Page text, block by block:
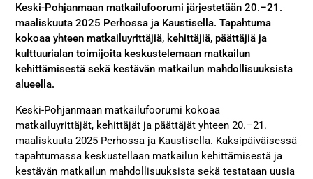
Keski-Pohjanmaan matkailufoorumi järjestetään 20.–21.
maaliskuuta 2025 Perhossa ja Kaustisella. Tapahtuma
kokoaa yhteen matkailuyrittäjiä, kehittäjiä, päättäjiä ja
kulttuurialan toimijoita keskustelemaan matkailun
kehittämisestä sekä kestävän matkailun mahdollisuuksista
alueella.
Keski-Pohjanmaan matkailufoorumi kokoaa
matkailuyrittäjät, kehittäjät ja päättäjät yhteen 20.–21.
maaliskuuta 2025 Perhossa ja Kaustisella. Kaksipäiväisessä
tapahtumassa keskustellaan matkailun kehittämisestä ja
kestävän matkailun mahdollisuuksista sekä testataan uusia